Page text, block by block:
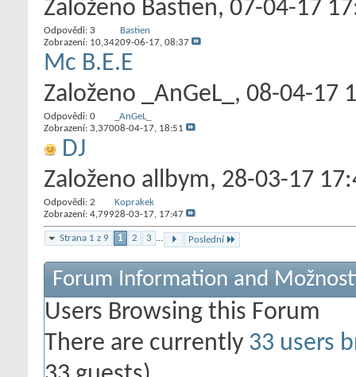
Založeno Bastien‎, 07-04-17
Odpovědi: 3
Zobrazení: 10,342
Bastien
09-06-17, 08:37
Mc B.E.E
Založeno
_AnGeL_ ‎, 08-04-17
Odpovědi: 0
Zobrazení: 3,370
_AnGeL_
08-04-17, 18:51
DJ
Založeno allbym‎, 28-03-17
Odpovědi: 2
Zobrazení: 4,799
Koprakek
28-03-17, 17:47
Strana 1 z 9 1 2 3 ... Poslední
Forum Information and
Users Browsing this Forum
There are currently 33 users